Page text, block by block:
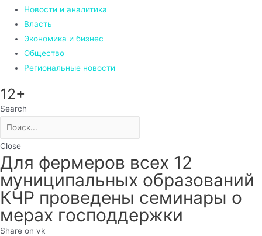
Новости и аналитика
Власть
Экономика и бизнес
Общество
Региональные новости
12+
Search
Close
Для фермеров всех 12
муниципальных образований
КЧР проведены семинары о
мерах господдержки
Share on vk